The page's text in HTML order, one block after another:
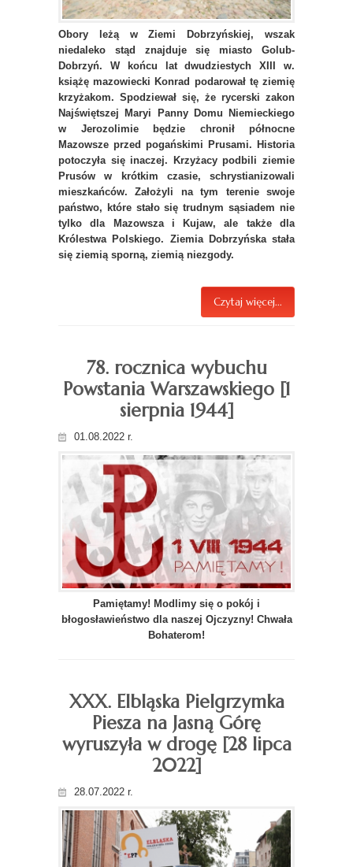
Obory leżą w Ziemi Dobrzyńskiej, wszak
niedaleko stąd znajduje się miasto Golub-
Dobrzyń. W końcu lat dwudziestych XIII w.
książę mazowiecki Konrad podarował tę ziemię
krzyżakom. Spodziewał się, że rycerski zakon
Najświętszej Maryi Panny Domu Niemieckiego
w Jerozolimie będzie chronił północne
Mazowsze przed pogańskimi Prusami. Historia
potoczyła się inaczej. Krzyżacy podbili ziemie
Prusów w krótkim czasie, schrystianizowali
mieszkańców. Założyli na tym terenie swoje
państwo, które stało się trudnym sąsiadem nie
tylko dla Mazowsza i Kujaw, ale także dla
Królestwa Polskiego. Ziemia Dobrzyńska stała
się ziemią sporną, ziemią niezgody.
Czytaj więcej...
78. rocznica wybuchu
Powstania Warszawskiego [1
sierpnia 1944]
01.08.2022 r.
Pamiętamy! Modlimy się o pokój i
błogosławieństwo dla naszej Ojczyzny! Chwała
Bohaterom!
XXX. Elbląska Pielgrzymka
Piesza na Jasną Górę
wyruszyła w drogę [28 lipca
2022]
28.07.2022 r.